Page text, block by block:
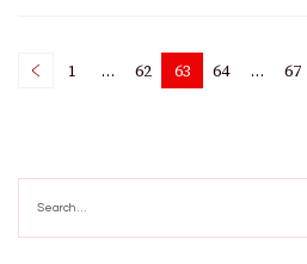
Posts
Page
1 … Page
62 Page
63 Page
64 … 67
for: